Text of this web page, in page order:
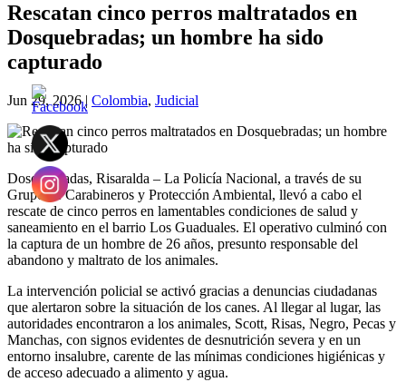
Rescatan cinco perros maltratados en
Dosquebradas; un hombre ha sido
capturado
Jun 29, 2026| Colombia, Judicial
Dosquebradas, Risaralda – La Policía Nacional, a través de su
Grupo de Carabineros y Protección Ambiental, llevó a cabo el
rescate de cinco perros en lamentables condiciones de salud y
saneamiento en el barrio Los Guaduales. El operativo culminó con
la captura de un hombre de 26 años, presunto responsable del
abandono y maltrato de los animales.
La intervención policial se activó gracias a denuncias ciudadanas
que alertaron sobre la situación de los canes. Al llegar al lugar, las
autoridades encontraron a los animales, Scott, Risas, Negro, Pecas y
Manchas, con signos evidentes de desnutrición severa y en un
entorno insalubre, carente de las mínimas condiciones higiénicas y
de acceso adecuado a alimento y agua.